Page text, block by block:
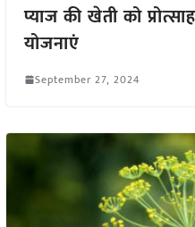
प्याज की खेती को
योजनाएं
September 27, 2024